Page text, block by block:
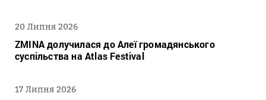
20 Липня 2026
ZMINA долучилася до Алеї громадянського
суспільства на Atlas Festival
17 Липня 2026